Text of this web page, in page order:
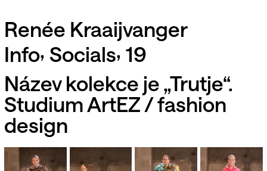
Renée Kraaijvanger
Info, Socials, 19
Název kolekce je „Trutje“.
Studium ArtEZ / fashion
design